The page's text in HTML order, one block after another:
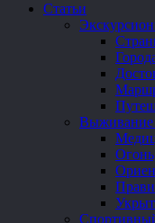
Статьи
Выживание